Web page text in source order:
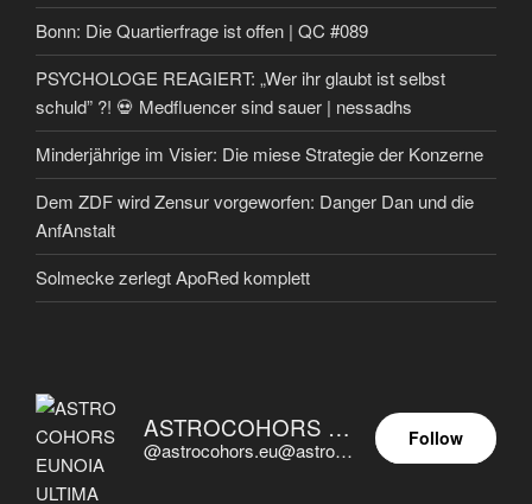
Bonn: Die Quartierfrage ist offen | QC #089
PSYCHOLOGE REAGIERT: „Wer ihr glaubt ist selbst
schuld” ?! 💀 Medfluencer sind sauer | nessadhs
Minderjährige im Visier: Die miese Strategie der Konzerne
Dem ZDF wird Zensur vorgeworfen: Danger Dan und die
AnfAnstalt
Solmecke zerlegt ApoRed komplett
ASTROCOHORS EUNOIA ULTIMA
@astrocohors.eu@astrocohors.eu
Follow